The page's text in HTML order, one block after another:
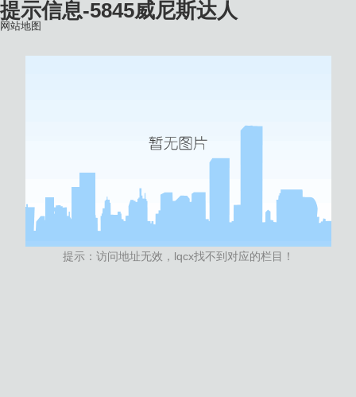
提示信息-5845威尼斯达人
提示：访问地址无效，lqcx找不到对应的栏目！
网站地图